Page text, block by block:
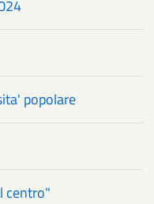
popolare
centro"